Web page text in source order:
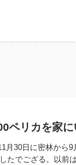
ペリカを家
月30日に密林から
たでござる。以前